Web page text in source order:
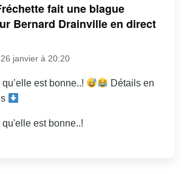
fait une blague
Bernard Drainville en direct
janvier à 20:20
qu’elle est bonne..!
Détails en
qu'elle est bonne..!